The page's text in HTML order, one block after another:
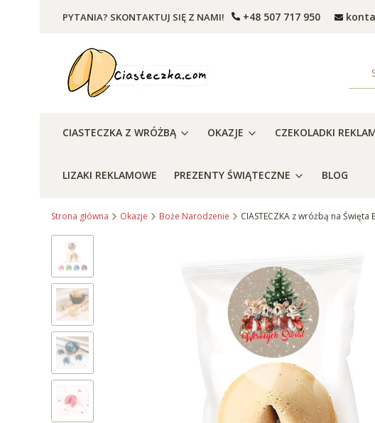
PYTANIA? SKONTAKTUJ SIĘ Z NAMI! +48 507 717 950
CIASTECZKA Z WRÓŻBĄ OKAZJE CZEKOLADKI
LIZAKI REKLAMOWE PREZENTY ŚWIĄTECZNE BLOG
Strona główna Okazje Boże Narodzenie CIASTECZKA z wróżbą na